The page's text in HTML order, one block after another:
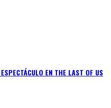
EN THE LAST OF US